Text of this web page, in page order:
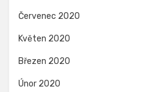
Červenec 2020
Květen 2020
Březen 2020
Únor 2020